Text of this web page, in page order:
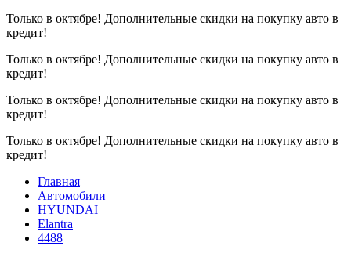
Только в октябре! Дополнительные скидки на покупку авто в
кредит!
Только в октябре! Дополнительные скидки на покупку авто в
кредит!
Только в октябре! Дополнительные скидки на покупку авто в
кредит!
Только в октябре! Дополнительные скидки на покупку авто в
кредит!
Главная
Автомобили
HYUNDAI
Elantra
4488